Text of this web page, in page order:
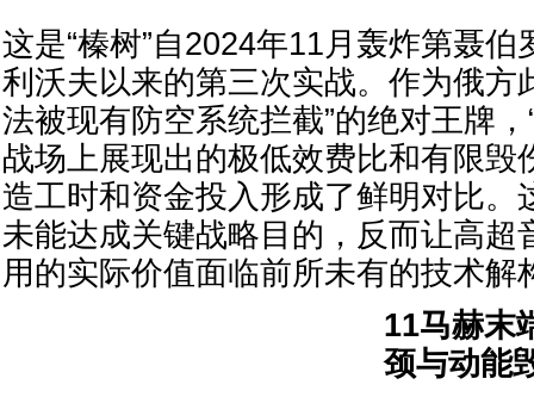
这是“榛树”自2024年11月轰炸第聂
利沃夫以来的第三次实战。作为俄方
法被现有防空系统拦截”的绝对王牌，
战场上展现出的极低效费比和有限毁
造工时和资金投入形成了鲜明对比。
未能达成关键战略目的，反而让高超
用的实际价值面临前所未有的技术解
11马赫末
颈与动能